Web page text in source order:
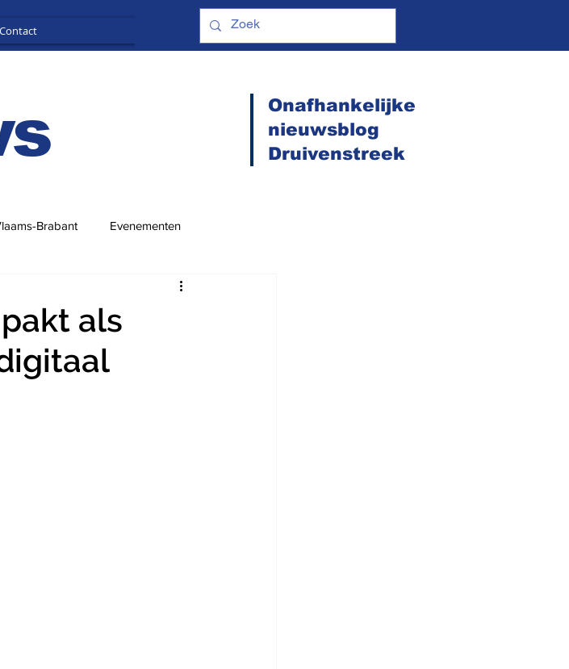
Contact
Onafhankelijke
nieuwsblog
Druivenstreek
Brabant Evenementen
als